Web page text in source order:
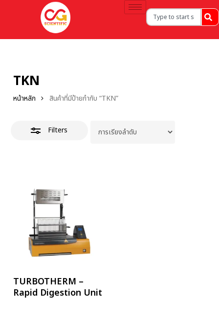
TKN
หน้าหลัก สินค้าที่มีป้ายกำกับ “TKN”
Filters
อ่านเพิ่ม
TURBOTHERM –
Rapid Digestion Unit